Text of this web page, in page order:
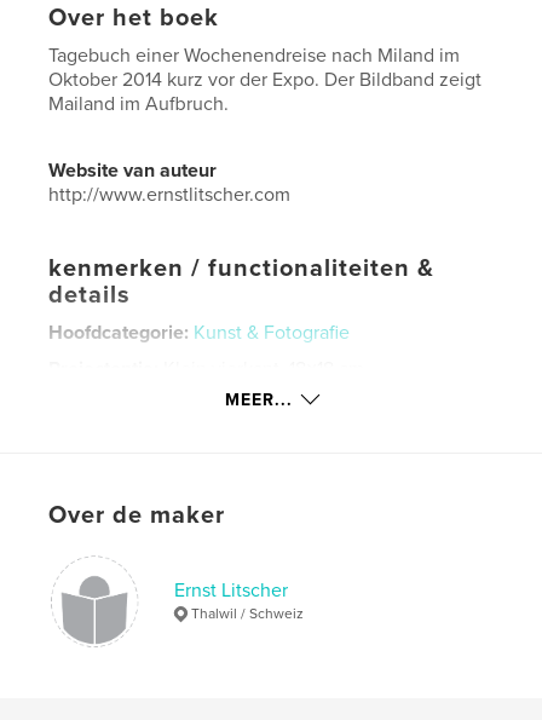
Over het boek
Tagebuch einer Wochenendreise nach Miland im
Oktober 2014 kurz vor der Expo. Der Bildband zeigt
Mailand im Aufbruch.
Website van auteur
http://www.ernstlitscher.com
kenmerken / functionaliteiten &
details
Hoofdcategorie: Kunst & Fotografie
Trefwoorden
MEER...
Over de maker
Ernst Litscher
Thalwil / Schweiz